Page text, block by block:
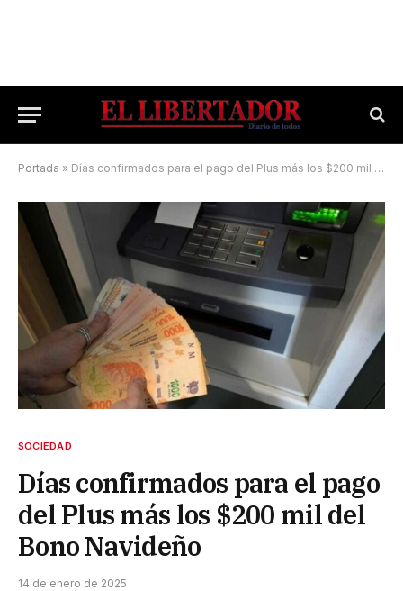
Portada » Días confirmados para el pago del Plus más los $200 mil del Bono Navideño
SOCIEDAD
Días confirmados para el pago
del Plus más los $200 mil del
Bono Navideño
14 de enero de 2025